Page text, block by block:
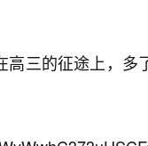
高三的征途上，